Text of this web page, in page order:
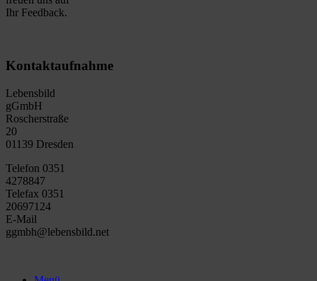
Ihr Feedback.
Kontaktaufnahme
Lebensbild
gGmbH
Roscherstraße
20
01139 Dresden
Telefon 0351
4278847
Telefax 0351
20697124
E-Mail
ggmbh@lebensbild.net